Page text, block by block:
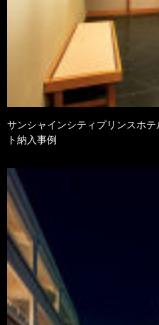
サンシャインシティプリンスホ
ト納入事例